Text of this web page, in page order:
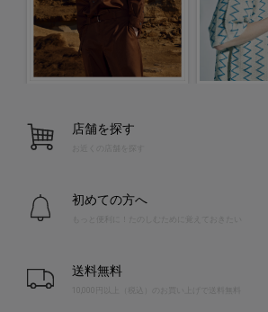
店舗を探す
お近くの店舗を探す
初めての方へ
送料無料
10,000円以上（税込）のお買い上げで送料無料